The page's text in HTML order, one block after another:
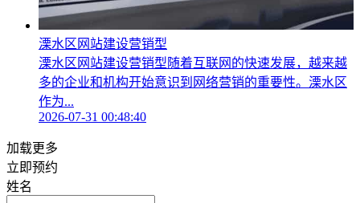
溧水区网站建设营销型
溧水区网站建设营销型随着互联网的快速发展，越来越
多的企业和机构开始意识到网络营销的重要性。溧水区
作为...
2026-07-31 00:48:40
加载更多
立即预约
姓名